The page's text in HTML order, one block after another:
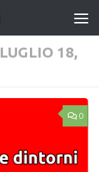
LUGLIO 18,
0